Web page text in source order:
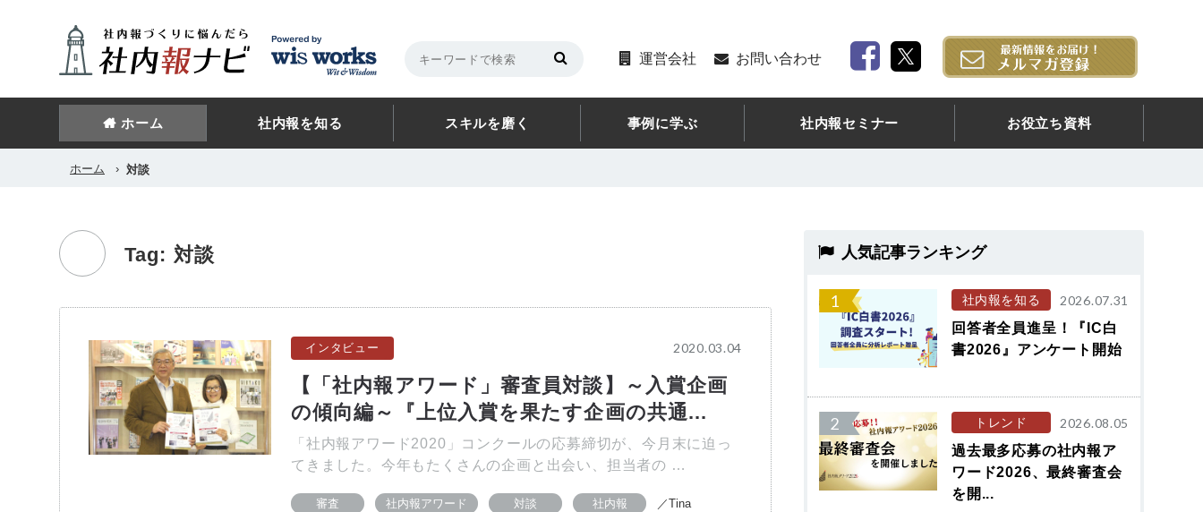
運営会社 お問い合わせ
ホーム 社内報を知る スキルを磨く 事例に学ぶ 社内報セミナー お役立ち資料
ホーム › 対談
Tag: 対談
インタビュー 2020.03.04
【「社内報アワード」審査員対談】～入賞企画
の傾向編～『上位入賞を果たす企画の共通...
「社内報アワード2020」コンクールの応募締切が、今月末に迫っ
てきました。今年もたくさんの企画と出会い、担当者の …
審査 社内報アワード 対談 社内報 ／Tina
人気記事ランキング
1 社内報を知る
2026.07.31
回答者全員進呈！『IC白
書2026』アンケート開始
2 トレンド
2026.08.05
過去最多応募の社内報ア
ワード2026、最終審査会
を開...